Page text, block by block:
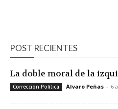
POST RECIENTES
La doble moral de la
Corrección Política Álvaro Peñas - 6